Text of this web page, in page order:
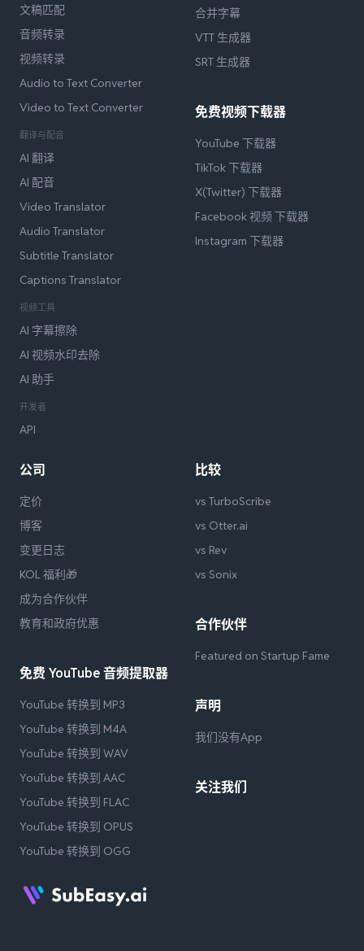
文稿匹配
音频转录
视频转录
Audio to Text Converter
Video to Text Converter
翻译与配音
AI 翻译
AI 配音
Video Translator
Audio Translator
Subtitle Translator
Captions Translator
视频工具
AI 字幕擦除
AI 视频水印去除
AI 助手
开发者
API
合并字幕
VTT 生成器
SRT 生成器
免费视频下载器
YouTube 下载器
TikTok 下载器
X(Twitter) 下载器
Facebook 视频 下载器
Instagram 下载器
公司
定价
博客
变更日志
KOL 福利🎁
成为合作伙伴
教育和政府优惠
免费 YouTube 音频提取器
YouTube 转换到 MP3
YouTube 转换到 M4A
YouTube 转换到 WAV
YouTube 转换到 AAC
YouTube 转换到 FLAC
YouTube 转换到 OPUS
YouTube 转换到 OGG
比较
vs TurboScribe
vs Otter.ai
vs Rev
vs Sonix
合作伙伴
Featured on Startup Fame
声明
我们没有App
关注我们